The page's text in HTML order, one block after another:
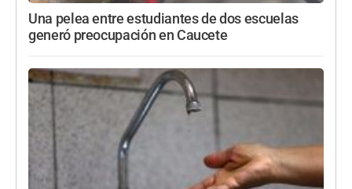
Una pelea entre estudiantes de dos escuelas
generó preocupación en Caucete